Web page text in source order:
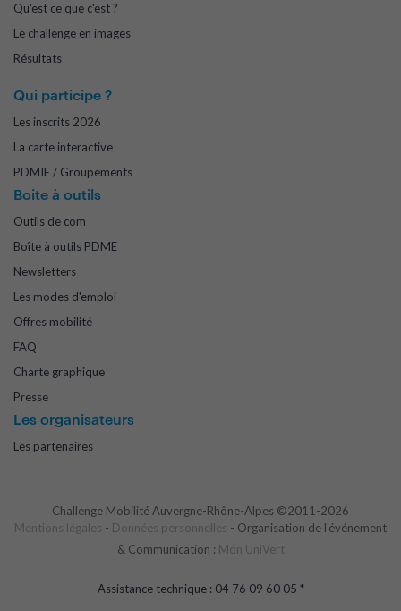
Qu'est ce que c'est ?
Le challenge en images
Résultats
Qui participe ?
Les inscrits 2026
La carte interactive
PDMIE / Groupements
Boite à outils
Outils de com
Boîte à outils PDME
Newsletters
Les modes d'emploi
Offres mobilité
FAQ
Charte graphique
Presse
Les organisateurs
Les partenaires
Challenge Mobilité Auvergne-Rhône-Alpes ©2011-2026
Mentions légales - Données personnelles - Organisation de l'événement
& Communication : Mon UniVert
Assistance technique : 04 76 09 60 05 *